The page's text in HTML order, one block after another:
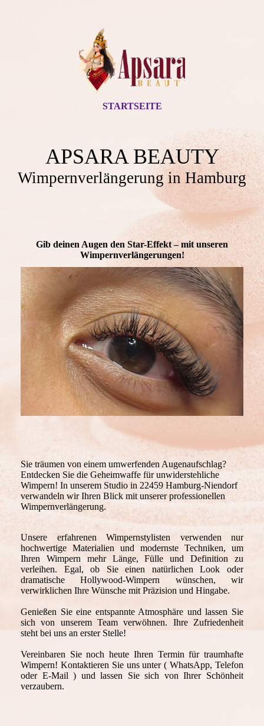
STARTSEITE
APSARA BEAUTY
Wimpernverlängerung in Hamburg
Gib deinen Augen den Star-Effekt – mit unseren
Wimpernverlängerungen!
Sie träumen von einem umwerfenden Augenaufschlag?
Entdecken Sie die Geheimwaffe für unwiderstehliche
Wimpern! In unserem Studio in 22459 Hamburg-Niendorf
verwandeln wir Ihren Blick mit unserer professionellen
Wimpernverlängerung.
Unsere erfahrenen Wimpernstylisten verwenden nur
hochwertige Materialien und modernste Techniken, um
Ihren Wimpern mehr Länge, Fülle und Definition zu
verleihen. Egal, ob Sie einen natürlichen Look oder
dramatische Hollywood-Wimpern wünschen, wir
verwirklichen Ihre Wünsche mit Präzision und Hingabe.
Genießen Sie eine entspannte Atmosphäre und lassen Sie
sich von unserem Team verwöhnen. Ihre Zufriedenheit
steht bei uns an erster Stelle!
Vereinbaren Sie noch heute Ihren Termin für traumhafte
Wimpern! Kontaktieren Sie uns unter ( WhatsApp, Telefon
oder E-Mail ) und lassen Sie sich von Ihrer Schönheit
verzaubern.